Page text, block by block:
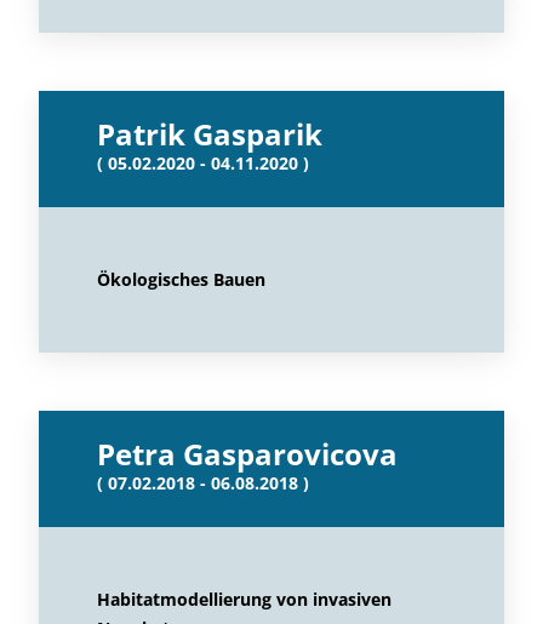
Patrik Gasparik
( 05.02.2020 - 04.11.2020 )
Ökologisches Bauen
Petra Gasparovicova
( 07.02.2018 - 06.08.2018 )
Habitatmodellierung von invasiven